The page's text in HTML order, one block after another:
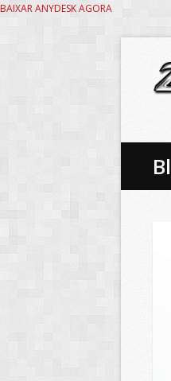
BAIXAR ANYDESK AGORA